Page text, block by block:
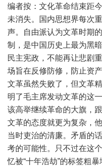
编者按：文化革命结束距
未消失。国内思想界每次
声。自由派认为文革时期
制，是中国历史上最为黑
民主宪政，不能再让悲剧
场旨在反修防修，防止资
文革虽然失败了，但文革
明了毛主席发动文革的这
该高举继续革命的大旗，
文革的态度就更为复杂，
当时吏治的清廉。矛盾的
考的可能性。只不过在这
忆被“十年浩劫”的标签粗暴